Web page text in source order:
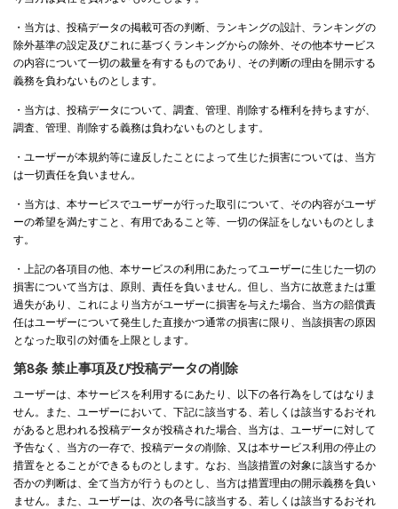
・当方は、投稿データの掲載可否の判断、ランキングの設計、ランキングの
除外基準の設定及びこれに基づくランキングからの除外、その他本サービス
の内容について一切の裁量を有するものであり、その判断の理由を開示する
義務を負わないものとします。
・当方は、投稿データについて、調査、管理、削除する権利を持ちますが、
調査、管理、削除する義務は負わないものとします。
・ユーザーが本規約等に違反したことによって生じた損害については、当方
は一切責任を負いません。
・当方は、本サービスでユーザーが行った取引について、その内容がユーザ
ーの希望を満たすこと、有用であること等、一切の保証をしないものとしま
す。
・上記の各項目の他、本サービスの利用にあたってユーザーに生じた一切の
損害について当方は、原則、責任を負いません。但し、当方に故意または重
過失があり、これにより当方がユーザーに損害を与えた場合、当方の賠償責
任はユーザーについて発生した直接かつ通常の損害に限り、当該損害の原因
となった取引の対価を上限とします。
第8条 禁止事項及び投稿データの削除
ユーザーは、本サービスを利用するにあたり、以下の各行為をしてはなりま
せん。また、ユーザーにおいて、下記に該当する、若しくは該当するおそれ
があると思われる投稿データが投稿された場合、当方は、ユーザーに対して
予告なく、当方の一存で、投稿データの削除、又は本サービス利用の停止の
措置をとることができるものとします。なお、当該措置の対象に該当するか
否かの判断は、全て当方が行うものとし、当方は措置理由の開示義務を負い
ません。また、ユーザーは、次の各号に該当する、若しくは該当するおそれ